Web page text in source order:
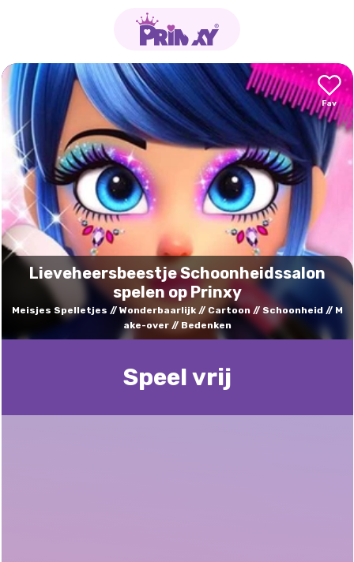
Lieveheersbeestje Schoonheidssalon
spelen op Prinxy
Meisjes Spelletjes Wonderbaarlijk Cartoon Schoonheid
M
ake-over
Bedenken
Speel vrij